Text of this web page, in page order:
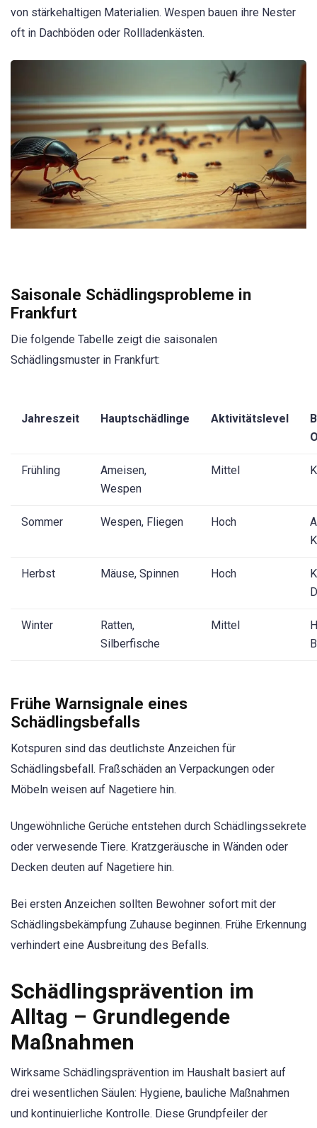
von stärkehaltigen Materialien. Wespen bauen ihre Nester
oft in Dachböden oder Rollladenkästen.
Saisonale Schädlingsprobleme in
Frankfurt
Die folgende Tabelle zeigt die saisonalen
Schädlingsmuster in Frankfurt:
Jahreszeit Hauptschädlinge Aktivitätslevel
Frühling
Ameisen,
Wespen
Mittel
Sommer Wespen, Fliegen Hoch
Herbst Mäuse, Spinnen Hoch
Winter
Ratten,
Silberfische
Mittel
Frühe Warnsignale eines
Schädlingsbefalls
Kotspuren sind das deutlichste Anzeichen für
Schädlingsbefall. Fraßschäden an Verpackungen oder
Möbeln weisen auf Nagetiere hin.
Ungewöhnliche Gerüche entstehen durch Schädlingssekrete
oder verwesende Tiere. Kratzgeräusche in Wänden oder
Decken deuten auf Nagetiere hin.
Bei ersten Anzeichen sollten Bewohner sofort mit der
Schädlingsbekämpfung Zuhause beginnen. Frühe Erkennung
verhindert eine Ausbreitung des Befalls.
Schädlingsprävention im
Alltag – Grundlegende
Maßnahmen
Wirksame Schädlingsprävention im Haushalt basiert auf
drei wesentlichen Säulen: Hygiene, bauliche Maßnahmen
und kontinuierliche Kontrolle. Diese Grundpfeiler der